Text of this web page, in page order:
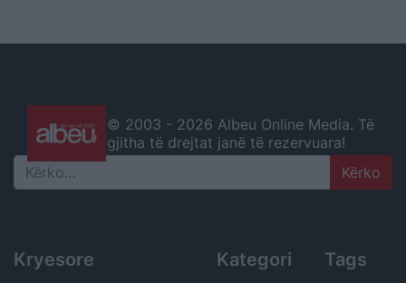
© 2003 - 2026 Albeu Online Media. Të
gjitha të drejtat janë të rezervuara!
Search
Kryesore Kategori Tags